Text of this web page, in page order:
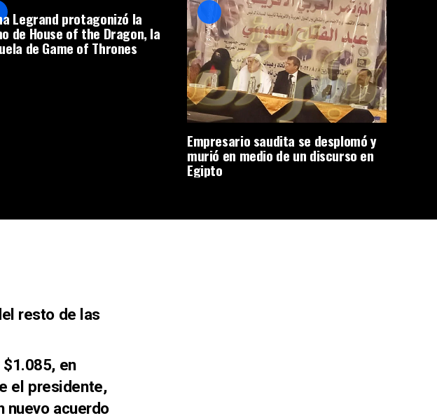
Legrand protagonizó la
de House of the Dragon, la
de Game of Thrones
Empresario saudita se desplomó y
murió en medio de un discurso en
Egipto
resto de las
en
el presidente,
nuevo acuerdo